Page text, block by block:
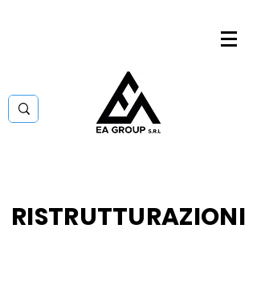
RISTRUTTURAZIONI